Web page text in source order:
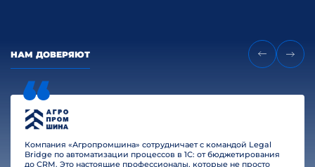
НАМ ДОВЕРЯЮТ
Компания «Агропромшина» сотрудничает с командой Legal
Bridge по автоматизации процессов в 1С: от бюджетирования
до CRM. Это настоящие профессионалы, которые не просто